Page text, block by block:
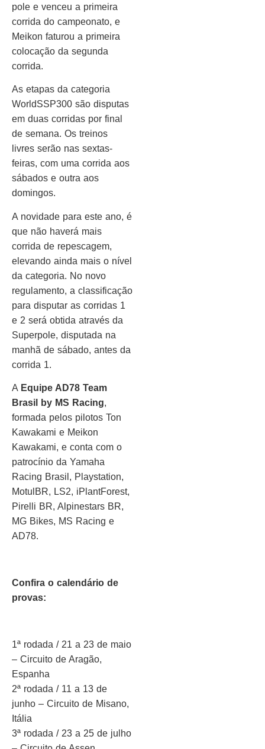
pole e venceu a primeira
corrida do campeonato, e
Meikon faturou a primeira
colocação da segunda
corrida.
As etapas da categoria
WorldSSP300 são disputas
em duas corridas por final
de semana. Os treinos
livres serão nas sextas-
feiras, com uma corrida aos
sábados e outra aos
domingos.
A novidade para este ano, é
que não haverá mais
corrida de repescagem,
elevando ainda mais o nível
da categoria. No novo
regulamento, a classificação
para disputar as corridas 1
e 2 será obtida através da
Superpole, disputada na
manhã de sábado, antes da
corrida 1.
A Equipe AD78 Team
Brasil by MS Racing,
formada pelos pilotos Ton
Kawakami e Meikon
Kawakami, e conta com o
patrocínio da Yamaha
Racing Brasil, Playstation,
MotulBR, LS2, iPlantForest,
Pirelli BR, Alpinestars BR,
MG Bikes, MS Racing e
AD78.
Confira o calendário de
provas:
1ª rodada / 21 a 23 de maio
– Circuito de Aragão,
Espanha
2ª rodada / 11 a 13 de
junho – Circuito de Misano,
Itália
3ª rodada / 23 a 25 de julho